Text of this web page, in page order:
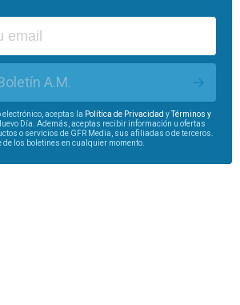
A.M.
electrónico, aceptas la Política de Privacidad y
Términos y
Día. Además, aceptas recibir información u ofertas
o servicios de GFR Media, sus afiliadas o de terceros.
de los boletines en cualquier momento.